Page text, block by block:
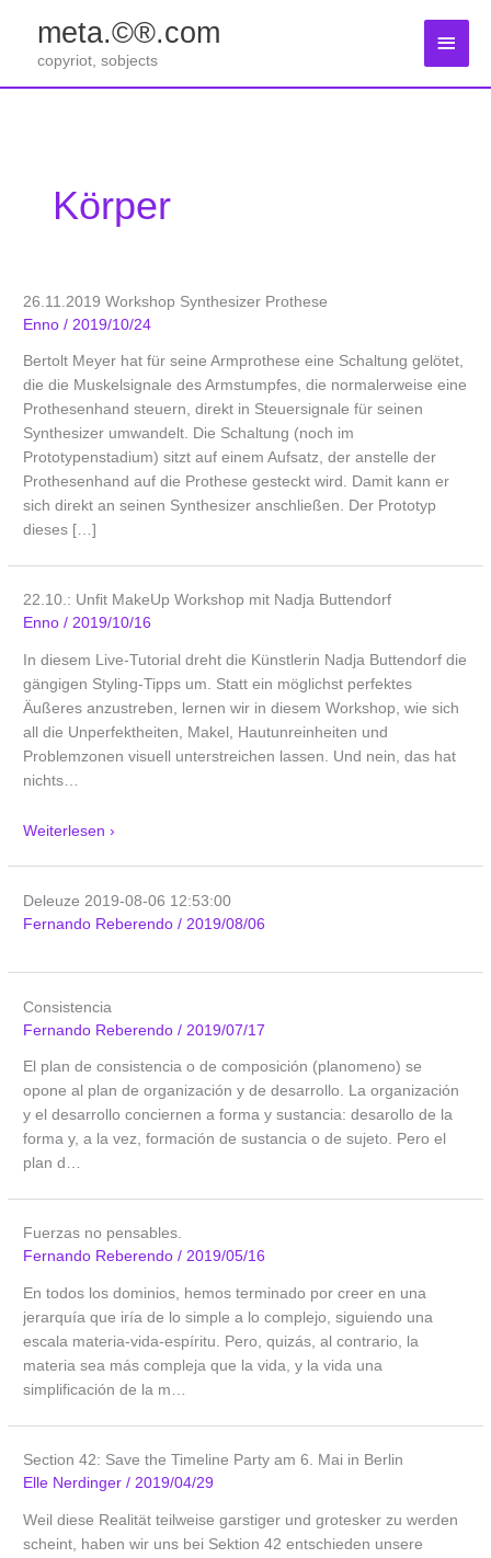
springen
meta.©®.com
copyriot, sobjects
Körper
26.11.2019 Workshop Synthesizer Prothese
Enno/ 2019/10/24
Bertolt Meyer hat für seine Armprothese eine Schaltung gelötet,
die die Muskelsignale des Armstumpfes, die normalerweise eine
Prothesenhand steuern, direkt in Steuersignale für seinen
Synthesizer umwandelt. Die Schaltung (noch im
Prototypenstadium) sitzt auf einem Aufsatz, der anstelle der
Prothesenhand auf die Prothese gesteckt wird. Damit kann er
sich direkt an seinen Synthesizer anschließen. Der Prototyp
dieses […]
22.10.: Unfit MakeUp Workshop mit Nadja Buttendorf
Enno/2019/10/16
In diesem Live-Tutorial dreht die Künstlerin Nadja Buttendorf die
gängigen Styling-Tipps um. Statt ein möglichst perfektes
Äußeres anzustreben, lernen wir in diesem Workshop, wie sich
all die Unperfektheiten, Makel, Hautunreinheiten und
Problemzonen visuell unterstreichen lassen. Und nein, das hat
nichts…
Weiterlesen ›
Deleuze 2019-08-06 12:53:00
Fernando Reberendo/ 2019/08/06
Consistencia
Fernando Reberendo/ 2019/07/17
El plan de consistencia o de composición (planomeno) se
opone al plan de organización y de desarrollo. La organización
y el desarrollo conciernen a forma y sustancia: desarollo de la
forma y, a la vez, formación de sustancia o de sujeto. Pero el
plan d…
Fuerzas no pensables.
Fernando Reberendo/2019/05/16
En todos los dominios, hemos terminado por creer en una
jerarquía que iría de lo simple a lo complejo, siguiendo una
escala materia-vida-espíritu. Pero, quizás, al contrario, la
materia sea más compleja que la vida, y la vida una
simplificación de la m…
Section 42: Save the Timeline Party am 6. Mai in Berlin
Elle Nerdinger/2019/04/29
Weil diese Realität teilweise garstiger und grotesker zu werden
scheint, haben wir uns bei Sektion 42 entschieden unsere